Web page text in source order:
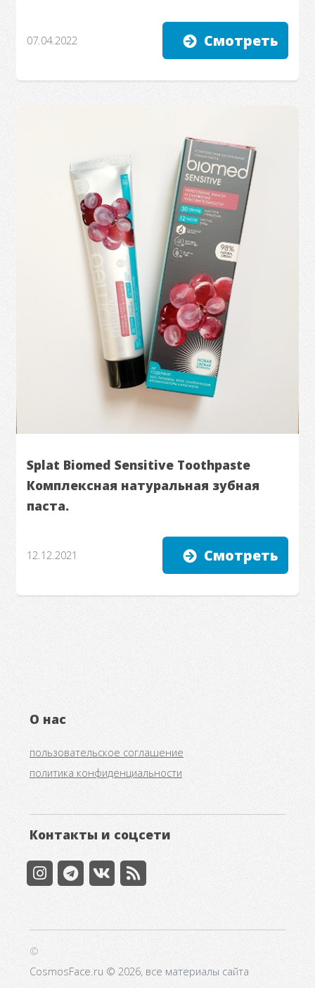
07.04.2022 Смотреть
Splat Biomed Sensitive Toothpaste
Комплексная натуральная зубная
паста.
12.12.2021 Смотреть
О нас
пользовательское соглашение
политика конфиденциальности
Контакты и соцсети
©
CosmosFace.ru © 2026, все материалы сайта